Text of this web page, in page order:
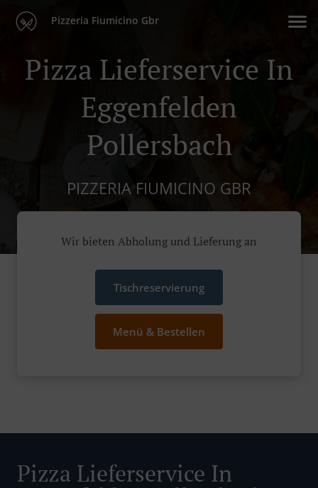
Pizzeria Fiumicino Gbr
Pizza Lieferservice In
Eggenfelden
Pollersbach
PIZZERIA FIUMICINO GBR
Wir bieten Abholung und Lieferung an
Tischreservierung
Menü & Bestellen
Pizza Lieferservice In